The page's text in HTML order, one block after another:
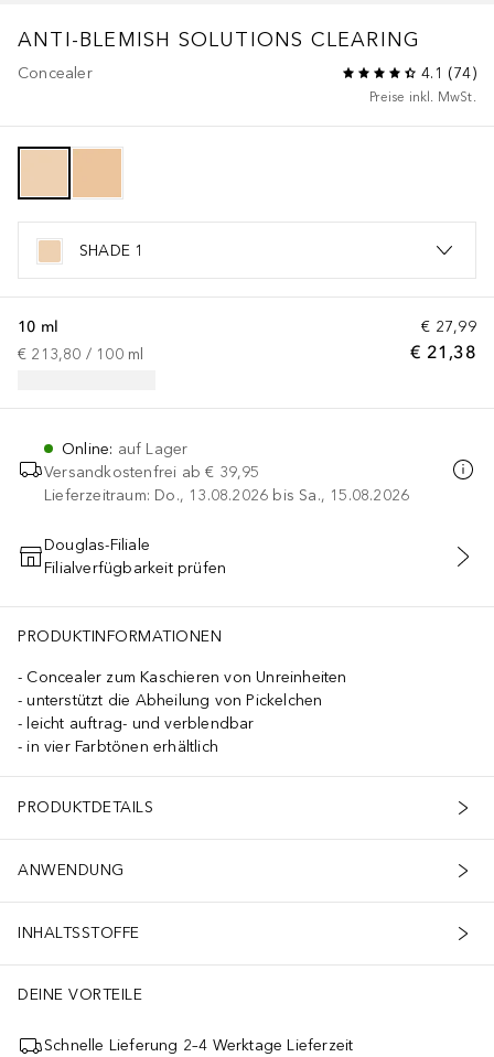
ANTI-BLEMISH SOLUTIONS CLEARING
Concealer 4.1 (74)
Preise inkl. MwSt.
SHADE 1
€ 27,99
€ 21,38
10 ml
€ 213,80 / 100 ml
Online: auf Lager
Versandkostenfrei ab € 39,95
Lieferzeitraum: Do., 13.08.2026 bis Sa., 15.08.2026
IN DEN WARENKORB
Douglas-Filiale
Filialverfügbarkeit prüfen
PRODUKTINFORMATIONEN
Concealer zum Kaschieren von Unreinheiten
unterstützt die Abheilung von Pickelchen
leicht auftrag- und verblendbar
in vier Farbtönen erhältlich
PRODUKTDETAILS
ANWENDUNG
INHALTSSTOFFE
DEINE VORTEILE
Schnelle Lieferung 2–4 Werktage Lieferzeit